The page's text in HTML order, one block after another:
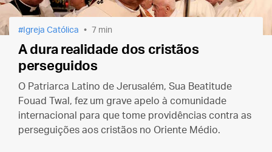
Igreja Católica 7 min
A dura realidade dos cristãos
perseguidos
O Patriarca Latino de Jerusalém, Sua Beatitude
Fouad Twal, fez um grave apelo à comunidade
internacional para que tome providências contra as
perseguições aos cristãos no Oriente Médio.